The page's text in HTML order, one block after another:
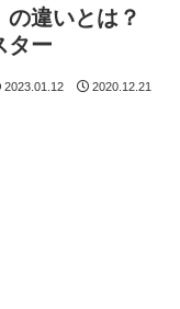
の違いとは？
ター
2023.01.12 2020.12.21